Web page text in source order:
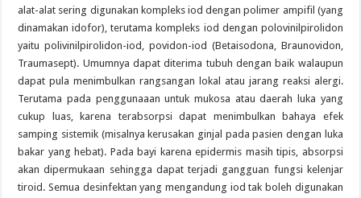
alat-alat sering digunakan kompleks iod dengan polimer ampifil (yang
dinamakan idofor), terutama kompleks iod dengan polovinilpirolidon
yaitu polivinilpirolidon-iod, povidon-iod (Betaisodona, Braunovidon,
Traumasept). Umumnya dapat diterima tubuh dengan baik walaupun
dapat pula menimbulkan rangsangan lokal atau jarang reaksi alergi.
Terutama pada penggunaaan untuk mukosa atau daerah luka yang
cukup luas, karena terabsorpsi dapat menimbulkan bahaya efek
samping sistemik (misalnya kerusakan ginjal pada pasien dengan luka
bakar yang hebat). Pada bayi karena epidermis masih tipis, absorpsi
akan dipermukaan sehingga dapat terjadi gangguan fungsi kelenjar
tiroid. Semua desinfektan yang mengandung iod tak boleh digunakan